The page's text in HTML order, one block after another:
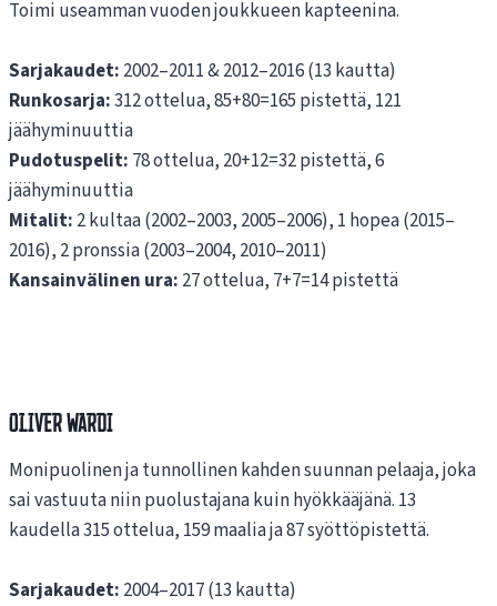
Toimi useamman vuoden joukkueen kapteenina.
Sarjakaudet: 2002–2011 & 2012–2016 (13 kautta)
Runkosarja:312 ottelua, 85+80=165 pistettä, 121
jäähyminuuttia
Pudotuspelit: 78 ottelua, 20+12=32 pistettä, 6
jäähyminuuttia
Mitalit: 2 kultaa (2002–2003, 2005–2006), 1 hopea (2015–
2016), 2 pronssia (2003–2004, 2010–2011)
Kansainvälinen ura: 27 ottelua, 7+7=14 pistettä
Oliver Wardi
Monipuolinen ja tunnollinen kahden suunnan pelaaja, joka
sai vastuuta niin puolustajana kuin hyökkääjänä. 13
kaudella 315 ottelua, 159 maalia ja 87 syöttöpistettä.
Sarjakaudet: 2004–2017 (13 kautta)